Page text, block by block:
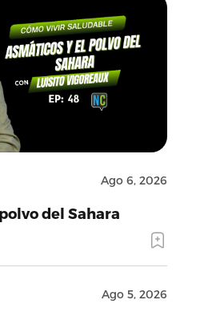
Ago 6, 2026
del Sahara
Ago 5, 2026